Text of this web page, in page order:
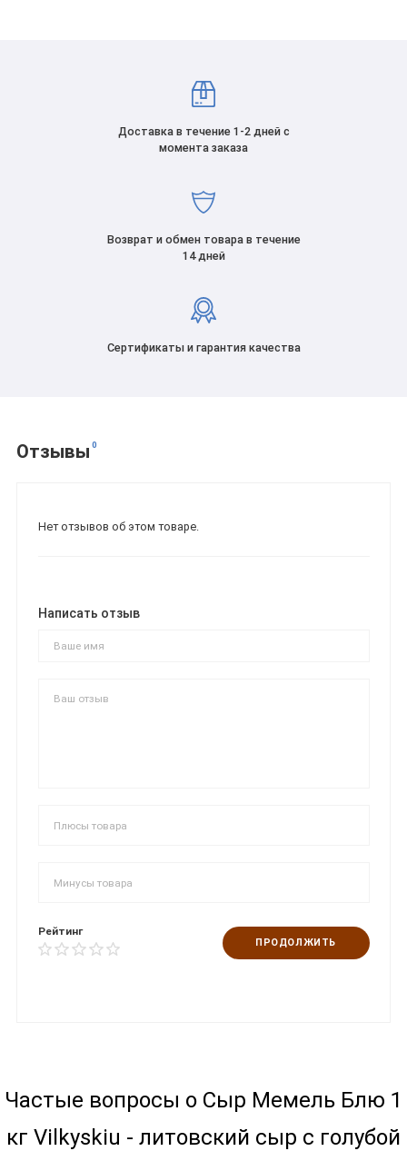
Доставка в течение 1-2 дней с
момента заказа
Возврат и обмен товара в течение
14 дней
Сертификаты и гарантия качества
Отзывы 0
Нет отзывов об этом товаре.
Написать отзыв
Рейтинг
ПРОДОЛЖИТЬ
Частые вопросы о Сыр Мемель Блю 1
кг Vilkyskiu - литовский сыр с голубой